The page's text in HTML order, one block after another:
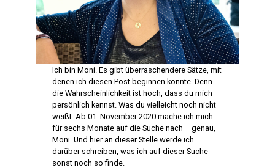
Ich bin Moni. Es gibt überraschendere Sätze, mit
denen ich diesen Post beginnen könnte. Denn
die Wahrscheinlichkeit ist hoch, dass du mich
persönlich kennst. Was du vielleicht noch nicht
weißt: Ab 01. November 2020 mache ich mich
für sechs Monate auf die Suche nach – genau,
Moni. Und hier an dieser Stelle werde ich
darüber schreiben, was ich auf dieser Suche
sonst noch so finde.